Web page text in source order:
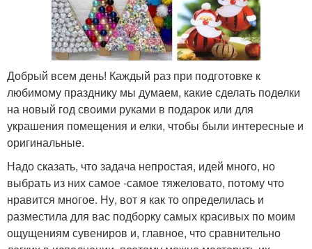
Добрый всем день! Каждый раз при подготовке к
любимому празднику мы думаем, какие сделать поделки
на новый год своими руками в подарок или для
украшения помещения и елки, чтобы были интересные и
оригинальные.
Надо сказать, что задача непростая, идей много, но
выбрать из них самое -самое тяжеловато, потому что
нравится многое. Ну, вот я как то определилась и
разместила для вас подборку самых красивых по моим
ощущениям сувениров и, главное, что сравнительно